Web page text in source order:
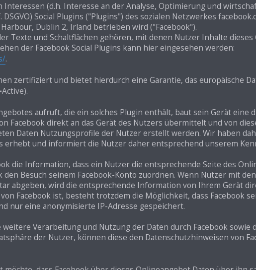
(d.h. Interesse an der Analyse, Optimierung und
Social Plugins ("Plugins") des sozialen Netzwerkes
Dublin 2, Irland betrieben wird ("Facebook").
Texte und Schaltflächen gehören, mit denen Nutzer Inhalte
der Facebook Social Plugins kann hier eingesehen werden:
.
zertifiziert und bietet hierdurch eine Garantie, das europäische
aufruft, die ein solches Plugin enthält, baut sein Gerät eine
Facebook direkt an das Gerät des Nutzers übermittelt und von
Daten Nutzungsprofile der Nutzer erstellt werden. Wir haben
erhebt und informiert die Nutzer daher entsprechend unserem
die Information, dass ein Nutzer die entsprechende Seite des
den Besuch seinem Facebook-Konto zuordnen. Wenn Nutzer mit
abgeben, wird die entsprechende Information von Ihrem Gerät
Facebook ist, besteht trotzdem die Möglichkeit, dass Facebook
nur eine anonymisierte IP-Adresse gespeichert.
Verarbeitung und Nutzung der Daten durch Facebook sowie
der Nutzer, können diese den Datenschutzhinweisen von